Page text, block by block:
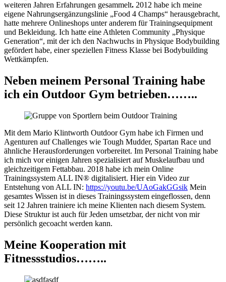
weiteren Jahren Erfahrungen gesammelt. 2012 habe ich meine
eigene Nahrungsergänzungslinie „Food 4 Champs“ herausgebracht,
hatte mehrere Onlineshops unter anderem für Trainingsequipment
und Bekleidung. Ich hatte eine Athleten Community „Physique
Generation“, mit der ich den Nachwuchs in Physique Bodybuilding
gefördert habe, einer speziellen Fitness Klasse bei Bodybuilding
Wettkämpfen.
Neben meinem Personal Training habe
ich ein Outdoor Gym betrieben……..
Mit dem Mario Klintworth Outdoor Gym habe ich Firmen und
Agenturen auf Challenges wie Tough Mudder, Spartan Race und
ähnliche Herausforderungen vorbereitet. Im Personal Training habe
ich mich vor einigen Jahren spezialisiert auf Muskelaufbau und
gleichzeitigem Fettabbau. 2018 habe ich mein Online
Trainingssystem ALL IN® digitalisiert. Hier ein Video zur
Entstehung von ALL IN: https://youtu.be/UAoGakGGsik Mein
gesamtes Wissen ist in dieses Trainingssystem eingeflossen, denn
seit 12 Jahren trainiere ich meine Klienten nach diesem System.
Diese Struktur ist auch für Jeden umsetzbar, der nicht von mir
persönlich gecoacht werden kann.
Meine Kooperation mit
Fitnessstudios……..